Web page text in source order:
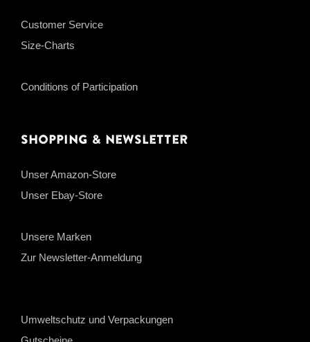
Customer Service
Size-Charts
Conditions of Participation
Shopping & Newsletter
Unser Amazon-Store
Unser Ebay-Store
Unsere Marken
Zur Newsletter-Anmeldung
Umweltschutz und Verpackungen